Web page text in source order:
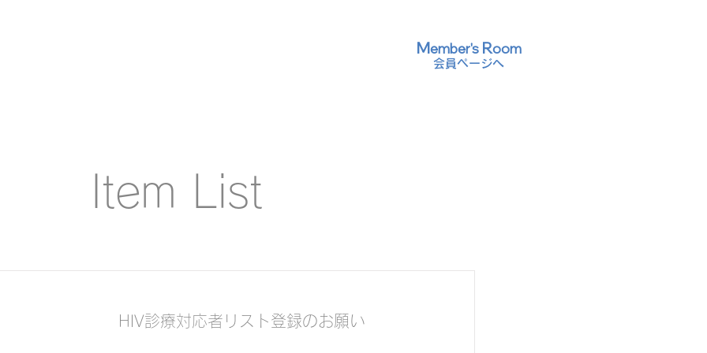
Member's Room
​会員ページへ
Item List
HIV診療対応者リスト登録のお願い